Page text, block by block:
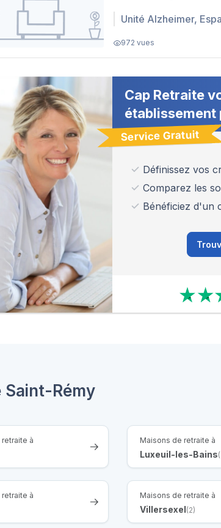
Unité Alzheimer,
972 vues
Cap Retraite
établissement
Service Gratuit
Définissez vos
Comparez les
Bénéficiez d'un
Rémy
à Maisons de retraite à
Luxeuil-les-Bains
à Maisons de retraite à
Villersexel(2)